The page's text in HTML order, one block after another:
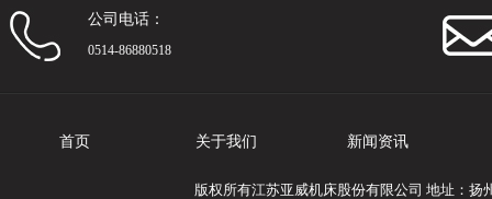
公司电话：
0514-86880518
首页 关于我们 新闻资讯
版权所有江苏亚威机床股份有限公司 地址：